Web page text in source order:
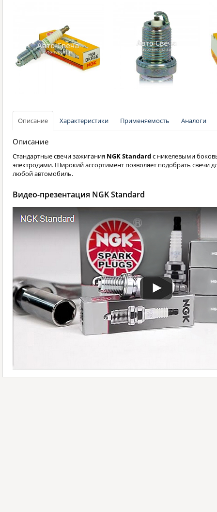
Описание Характеристики Применяемость Аналоги
Описание
Стандартные свечи зажигания NGK Standardс никелевыми
электродами. Широкий ассортимент позволяет подобрать свечи
любой автомобиль.
Видео-презентация NGK Standard